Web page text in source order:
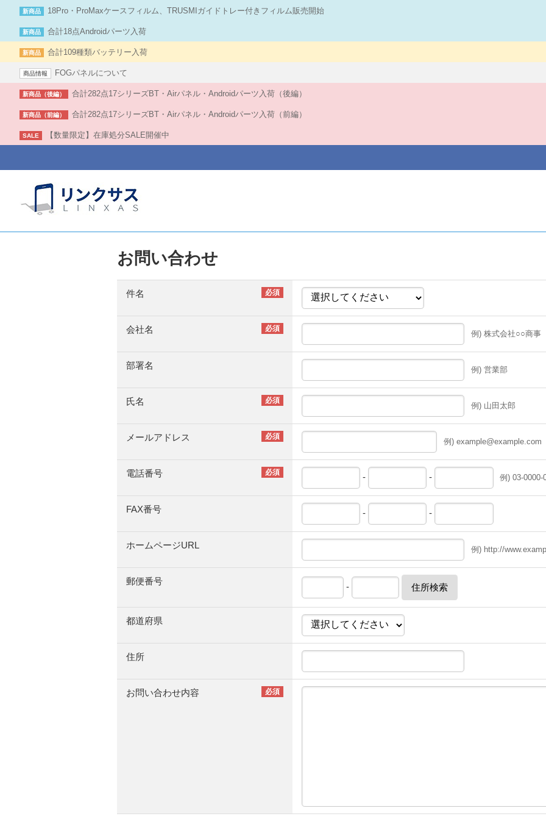
新商品 18Pro・ProMaxケースフィルム、TRUSMIガイドトレー付きフィルム販売開始
新商品 合計18点Androidパーツ入荷
新商品 合計109種類バッテリー入荷
商品情報 FOGパネルについて
新商品（後編） 合計282点17シリーズBT・Airパネル・Androidパーツ入荷（後編）
新商品（前編） 合計282点17シリーズBT・Airパネル・Androidパーツ入荷（前編）
SALE 【数量限定】在庫処分SALE開催中
お問い合わせ
件名
会社名 例) 株式会社○○商事
部署名 例) 営業部
氏名 例) 山田太郎
メールアドレス 例) example@example.com
電話番号 - - 例) 03-0000-
FAX番号 - -
ホームページURL 例) http://
郵便番号
- 住所検索
都道府県
住所
お問い合わせ内容